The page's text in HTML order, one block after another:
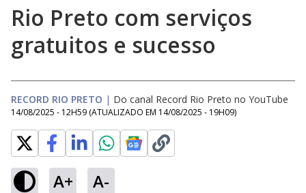
Rio Preto com serviços
gratuitos e sucesso
RECORD RIO PRETO | Do canal Record Rio Preto no YouTube
14/08/2025 - 12H59 (ATUALIZADO EM 14/08/2025 - 19H09)
A+ A-